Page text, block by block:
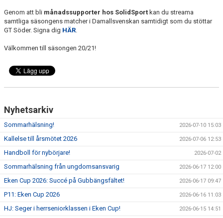
Genom att bli månadssupporter hos SolidSport kan du streama
samtliga säsongens matcher i Damallsvenskan samtidigt som du stöttar
GT Söder. Signa dig HÄR.
Välkommen till säsongen 20/21!
Nyhetsarkiv
Sommarhälsning! 2026-07-10 15:03
Kallelse till årsmötet 2026 2026-07-06 12:53
Handboll för nybörjare! 2026-07-02
Sommarhälsning från ungdomsansvarig 2026-06-17 12:00
Eken Cup 2026: Succé på Gubbängsfältet! 2026-06-17 09:47
P11: Eken Cup 2026 2026-06-16 11:03
HJ: Seger i herrseniorklassen i Eken Cup! 2026-06-15 14:51